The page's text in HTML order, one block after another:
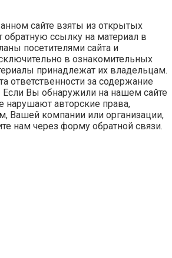
сайте взяты из открытых
ссылку на материал в
посетителями сайта и
в ознакомительных
принадлежат их владельцам.
ответственности за содержание
Если Вы обнаружили на нашем сайте
нарушают авторские права,
Вашей компании или организации,
нам через форму обратной связи.